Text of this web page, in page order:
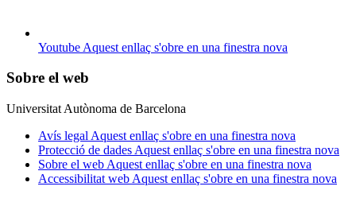
Youtube Aquest enllaç s'obre en una finestra nova
Sobre el web
Universitat Autònoma de Barcelona
Avís legal Aquest enllaç s'obre en una finestra nova
Protecció de dades Aquest enllaç s'obre en una finestra nova
Sobre el web Aquest enllaç s'obre en una finestra nova
Accessibilitat web Aquest enllaç s'obre en una finestra nova